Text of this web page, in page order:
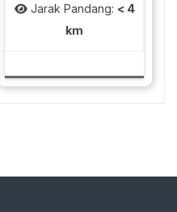
Jarak Pandang: < 4
km